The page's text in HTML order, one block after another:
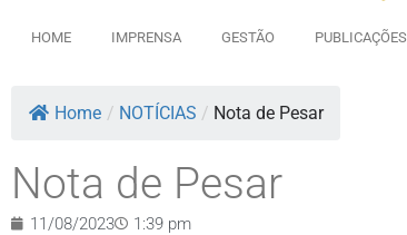
HOME IMPRENSA GESTÃO PUBLICAÇÕES
Home / NOTÍCIAS / Nota de Pesar
Nota de Pesar
11/08/2023 1:39 pm